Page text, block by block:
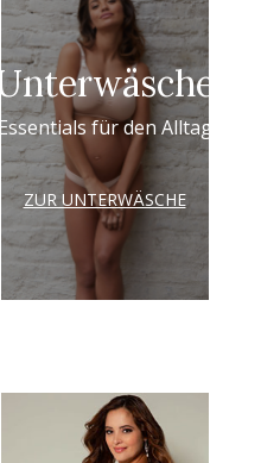
Unterwäsche
Essentials für den Alltag
ZUR UNTERWÄSCHE